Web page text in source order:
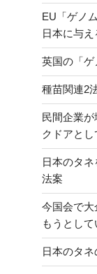
EU「ゲノ
日本に与え
英国の「
種苗関連2
民間企業
クドアと
日本のタ
法案
今国会で
もうとして
日本のタ